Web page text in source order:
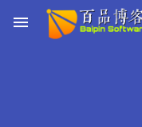
menu